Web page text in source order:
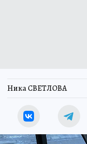
Ника СВЕТЛОВА